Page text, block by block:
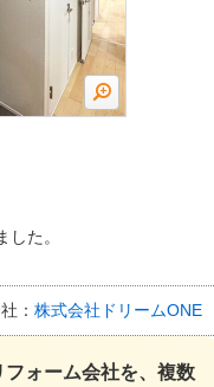
た。
： 株式会社ドリームONE
ォーム会社を、複数